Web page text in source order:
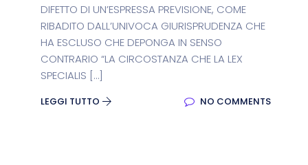
DIFETTO DI UN’ESPRESSA PREVISIONE, COME
RIBADITO DALL’UNIVOCA GIURISPRUDENZA CHE
HA ESCLUSO CHE DEPONGA IN SENSO
CONTRARIO “LA CIRCOSTANZA CHE LA LEX
SPECIALIS […]
LEGGI TUTTO NO COMMENTS